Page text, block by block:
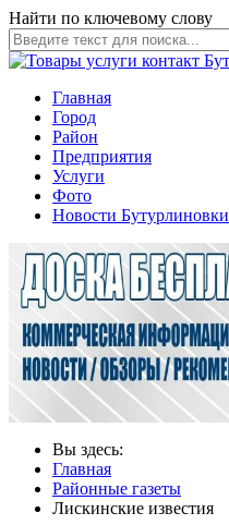
Найти по ключевому слову
Главная
Город
Район
Предприятия
Услуги
Фото
Новости Бутурлиновки
Вы здесь:
Главная
Районные газеты
Лискинские известия